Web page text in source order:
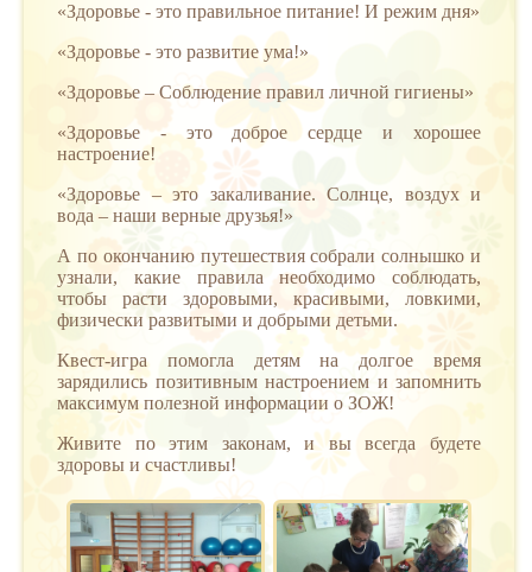
«Здоровье - это правильное питание! И режим дня»
«Здоровье - это развитие ума!»
«Здоровье – Соблюдение правил личной гигиены»
«Здоровье - это доброе сердце и хорошее
настроение!
«Здоровье – это закаливание. Солнце, воздух и
вода – наши верные друзья!»
А по окончанию путешествия собрали солнышко и
узнали, какие правила необходимо соблюдать,
чтобы расти здоровыми, красивыми, ловкими,
физически развитыми и добрыми детьми.
Квест-игра помогла детям на долгое время
зарядились позитивным настроением и запомнить
максимум полезной информации о ЗОЖ!
Живите по этим законам, и вы всегда будете
здоровы и счастливы!